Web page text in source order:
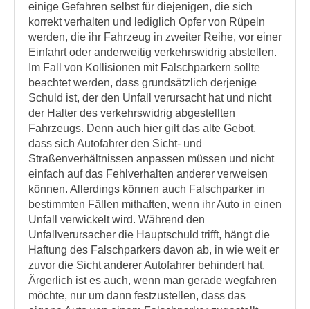
einige Gefahren selbst für diejenigen, die sich
korrekt verhalten und lediglich Opfer von Rüpeln
werden, die ihr Fahrzeug in zweiter Reihe, vor einer
Einfahrt oder anderweitig verkehrswidrig abstellen.
Im Fall von Kollisionen mit Falschparkern sollte
beachtet werden, dass grundsätzlich derjenige
Schuld ist, der den Unfall verursacht hat und nicht
der Halter des verkehrswidrig abgestellten
Fahrzeugs. Denn auch hier gilt das alte Gebot,
dass sich Autofahrer den Sicht- und
Straßenverhältnissen anpassen müssen und nicht
einfach auf das Fehlverhalten anderer verweisen
können. Allerdings können auch Falschparker in
bestimmten Fällen mithaften, wenn ihr Auto in einen
Unfall verwickelt wird. Während den
Unfallverursacher die Hauptschuld trifft, hängt die
Haftung des Falschparkers davon ab, in wie weit er
zuvor die Sicht anderer Autofahrer behindert hat.
Ärgerlich ist es auch, wenn man gerade wegfahren
möchte, nur um dann festzustellen, dass das